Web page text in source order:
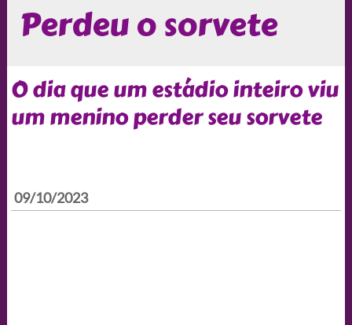
Perdeu o sorvete
O dia que um estádio inteiro viu
um menino perder seu sorvete
09/10/2023